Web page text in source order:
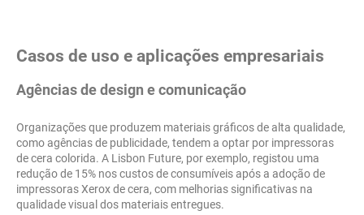
Casos de uso e aplicações empresariais
Agências de design e comunicação
Organizações que produzem materiais gráficos de alta qualidade,
como agências de publicidade, tendem a optar por impressoras
de cera colorida. A Lisbon Future, por exemplo, registou uma
redução de 15% nos custos de consumíveis após a adoção de
impressoras Xerox de cera, com melhorias significativas na
qualidade visual dos materiais entregues.